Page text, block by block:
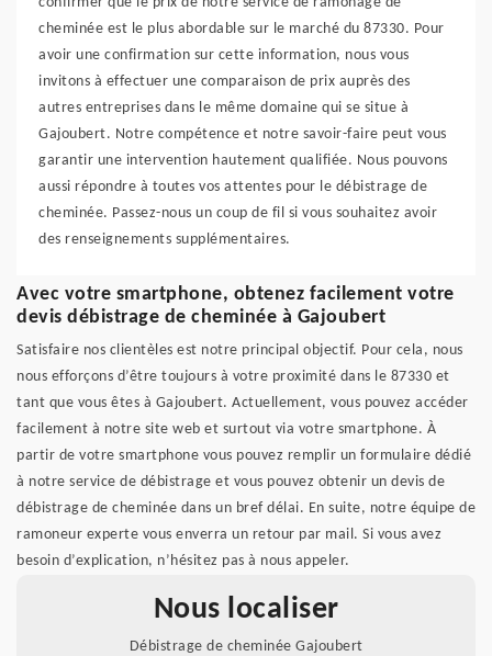
cheminée est le plus abordable sur le marché du 87330. Pour
avoir une confirmation sur cette information, nous vous
invitons à effectuer une comparaison de prix auprès des
autres entreprises dans le même domaine qui se situe à
Gajoubert. Notre compétence et notre savoir-faire peut vous
garantir une intervention hautement qualifiée. Nous pouvons
aussi répondre à toutes vos attentes pour le débistrage de
cheminée. Passez-nous un coup de fil si vous souhaitez avoir
des renseignements supplémentaires.
Avec votre smartphone, obtenez facilement votre
devis débistrage de cheminée à Gajoubert
Satisfaire nos clientèles est notre principal objectif. Pour cela, nous
nous efforçons d’être toujours à votre proximité dans le 87330 et
tant que vous êtes à Gajoubert. Actuellement, vous pouvez accéder
facilement à notre site web et surtout via votre smartphone. À
partir de votre smartphone vous pouvez remplir un formulaire dédié
à notre service de débistrage et vous pouvez obtenir un devis de
débistrage de cheminée dans un bref délai. En suite, notre équipe de
ramoneur experte vous enverra un retour par mail. Si vous avez
besoin d’explication, n’hésitez pas à nous appeler.
Nous localiser
Débistrage de cheminée Gajoubert